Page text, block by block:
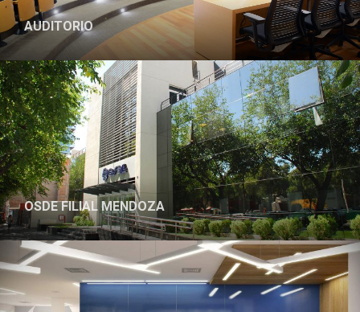
AUDITORIO
PROYECTO
OSDE FILIAL MENDOZA
PROYECTO